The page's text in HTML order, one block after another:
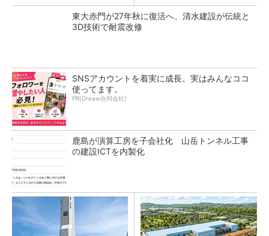
東大赤門が27年秋に復活へ、清水建設が伝統と
3D技術で耐震改修
SNSアカウントを着実に成長。実はみんなココ
使ってます。
PR(Dreaw合同会社)
鹿島が演算工房を子会社化 山岳トンネル工事
の建設ICTを内製化